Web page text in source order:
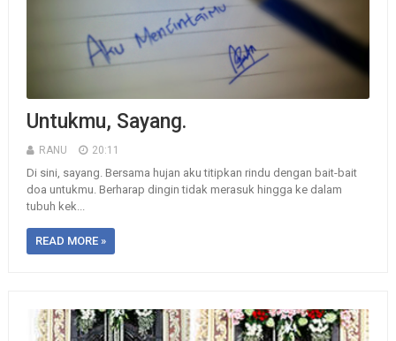
Untukmu, Sayang.
RANU 20:11
Di sini, sayang. Bersama hujan aku titipkan rindu dengan bait-bait
doa untukmu. Berharap dingin tidak merasuk hingga ke dalam
tubuh kek...
READ MORE »